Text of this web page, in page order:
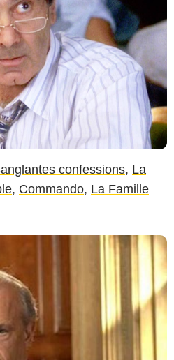
confessions, La
, Commando, La Famille